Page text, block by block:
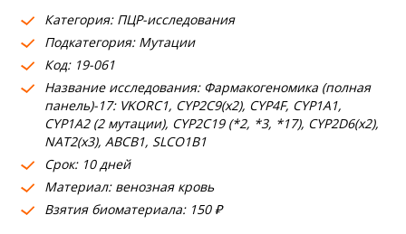
О компании
Где сдать
Партнерам
Категория: ПЦР-исследования
Подкатегория: Мутации
Код: 19-061
Название исследования: Фармакогеномика (полная
панель)-17: VKORC1, CYP2C9(х2), CYP4F, CYP1A1,
CYP1A2 (2 мутации), CYP2C19 (*2, *3, *17), CYP2D6(х2),
NAT2(х3), ABCB1, SLCO1B1
Срок: 10 дней
Материал: венозная кровь
Взятия биоматериала: 150 ₽